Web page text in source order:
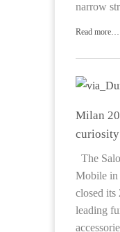
narrow
Read more…
Milan
curiosity
The
Mobile in
closed its
leading